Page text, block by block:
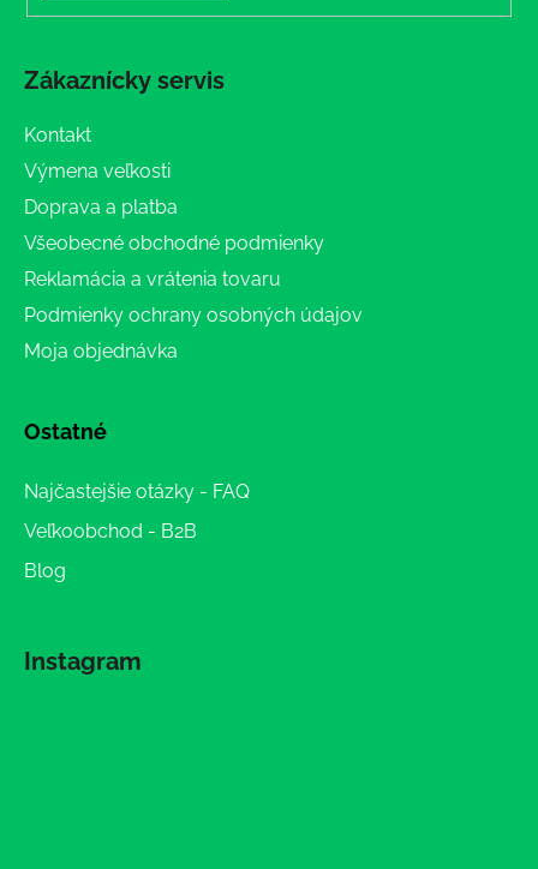
Zákaznícky servis
Kontakt
Výmena veľkosti
Doprava a platba
Všeobecné obchodné podmienky
Reklamácia a vrátenia tovaru
Podmienky ochrany osobných údajov
Moja objednávka
Ostatné
Najčastejšie otázky - FAQ
Veľkoobchod - B2B
Blog
Instagram